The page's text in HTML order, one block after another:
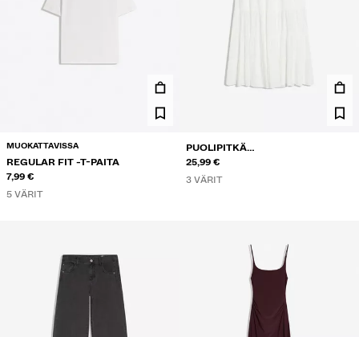
MUOKATTAVISSA
REGULAR FIT -T-PAITA
7,99 €
5 VÄRIT
PUOLIPITKÄ
KIETAISUVYÖTÄRÖINEN HAME
25,99 €
3 VÄRIT